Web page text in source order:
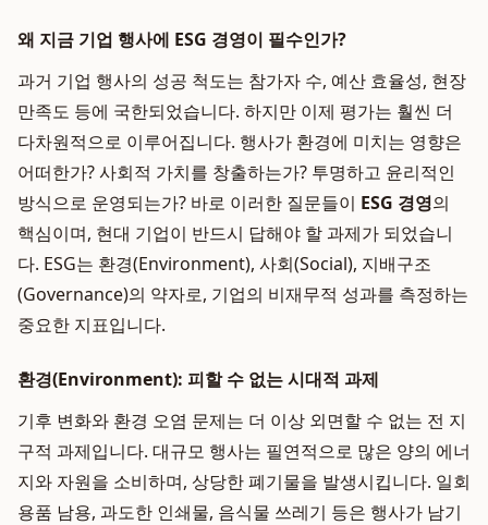
왜 지금 기업 행사에 ESG 경영이 필수인가?
과거 기업 행사의 성공 척도는 참가자 수, 예산 효율성, 현장
만족도 등에 국한되었습니다. 하지만 이제 평가는 훨씬 더
다차원적으로 이루어집니다. 행사가 환경에 미치는 영향은
어떠한가? 사회적 가치를 창출하는가? 투명하고 윤리적인
방식으로 운영되는가? 바로 이러한 질문들이 ESG 경영의
핵심이며, 현대 기업이 반드시 답해야 할 과제가 되었습니
다. ESG는 환경(Environment), 사회(Social), 지배구조
(Governance)의 약자로, 기업의 비재무적 성과를 측정하는
중요한 지표입니다.
환경(Environment): 피할 수 없는 시대적 과제
기후 변화와 환경 오염 문제는 더 이상 외면할 수 없는 전 지
구적 과제입니다. 대규모 행사는 필연적으로 많은 양의 에너
지와 자원을 소비하며, 상당한 폐기물을 발생시킵니다. 일회
용품 남용, 과도한 인쇄물, 음식물 쓰레기 등은 행사가 남기